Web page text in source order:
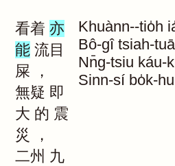
看着 亦
能 流目
屎
，
無疑 即
大 的 震
災
，
二州 九
Khuànn--tio̍h
Bô-gî tsiah-tuā
Nn̄g-tsiu káu-
Sinn-sí bo̍k-